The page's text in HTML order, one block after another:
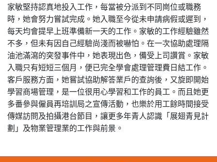
家敏堅持認真地投入工作，每當被分派到不同崗位或職務
時，她會努力嘗試完成。她入職至今從未申請病假或遲到，
每天均會提早上班準備新一天的工作。家敏的工作經驗雖然
不多，但未有因自己經驗尚淺而被嚇怕。在一次協助處理隔
油池滿瀉的突發事件中，她表現出色，備受上司讚賞。家敏
入職只有短短三個月，便已完全學會處理管理費日結工作。
客戶服務方面，她嘗試協助解答業戶的查詢後，又旋即開始
學習商場管理，是一位很用心學習和工作的員工。而且她更
多番參與僱員再培訓局之宣傳活動，也樂於用工餘時間接受
傳媒訪問及拍攝港台節目，讓更多年青人認識「展翅青見計
劃」及物業管理業的工作與前景。